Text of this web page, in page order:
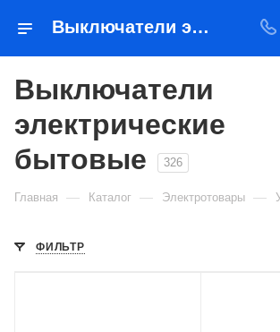
Выключатели электрические бытовые – купить в Якутске | Магазин Востоктехторг
Выключатели
электрические
бытовые
326
Главная — Каталог — Электротовары —
ФИЛЬТР